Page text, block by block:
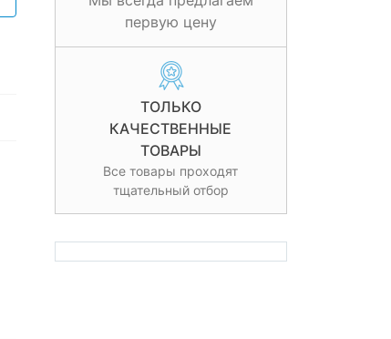
первую цену
ТОЛЬКО
КАЧЕСТВЕННЫЕ
ТОВАРЫ
Все товары проходят
тщательный отбор